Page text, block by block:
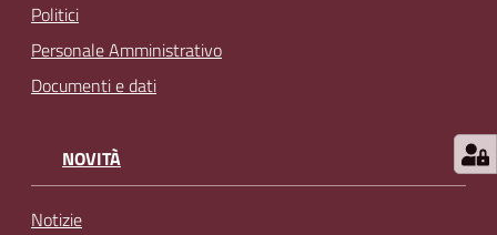
Seguici
su
Politici
Personale Amministrativo
Documenti e dati
NOVITÀ
Notizie